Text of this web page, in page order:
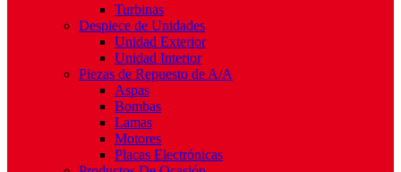
Turbinas
Despiece de Unidades
Unidad Exterior
Unidad Interior
Piezas de Repuesto de A/A
Aspas
Bombas
Lamas
Motores
Placas Electrónicas